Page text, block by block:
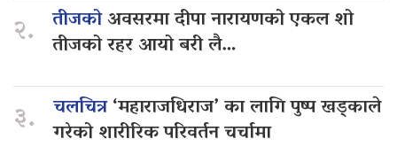
२. तीजकोअवसरमा दीपा नारायणको एकल शो
तीजको रहर आयो बरी लै…
३. चलचित्र‘महाराजधिराज’ का लागि पुष्प खड्काले
गरेको शारीरिक परिवर्तन चर्चामा